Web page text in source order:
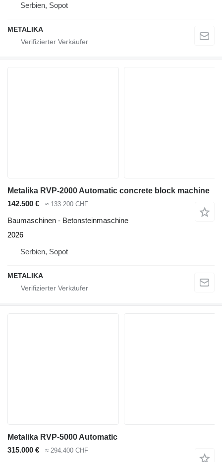
Serbien, Sopot
METALIKA
Metalika RVP-2000 Automatic concrete block machine
142.500 €
≈ 133.200 CHF
Baumaschinen - Betonsteinmaschine
2026
Serbien, Sopot
METALIKA
Metalika RVP-5000 Automatic
315.000 €
≈ 294.400 CHF